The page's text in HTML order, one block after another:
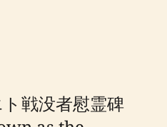
戦没者慰霊碑